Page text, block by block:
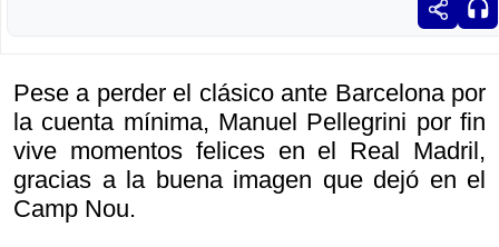
Pese a perder el clásico ante Barcelona por
la cuenta mínima, Manuel Pellegrini por fin
vive momentos felices en el Real Madril,
gracias a la buena imagen que dejó en el
Camp Nou.